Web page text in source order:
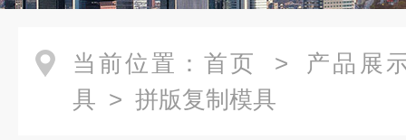
当前位置： 首页 > 产品展
具 > 拼版复制模具